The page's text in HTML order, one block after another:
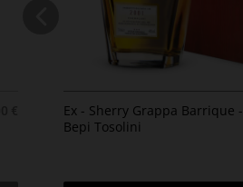
Ex - Sherry Grappa Barrique -
Bepi Tosolini